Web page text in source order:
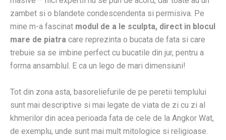
zambet si o blandete condescendenta si permisiva. Pe
mine m-a fascinat modul de a le sculpta, direct in blocul
mare de piatra care reprezinta o bucata de fata si care
trebuie sa se imbine perfect cu bucatile din jur, pentru a
forma ansamblul. E ca un lego de mari dimensiuni!
Tot din zona asta, basoreliefurile de pe peretii templului
sunt mai descriptive si mai legate de viata de zi cu zi al
khmerilor din acea perioada fata de cele de la Angkor Wat,
de exemplu, unde sunt mai mult mitologice si religioase.